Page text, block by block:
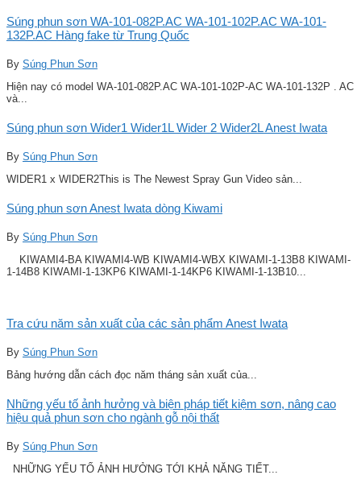
Súng phun sơn WA-101-082P.AC WA-101-102P.AC WA-101-
132P.AC Hàng fake từ Trung Quốc
By Súng Phun Sơn
Hiện nay có model WA-101-082P.AC WA-101-102P-AC WA-101-132P . AC
và...
Súng phun sơn Wider1 Wider1L Wider 2 Wider2L Anest Iwata
By Súng Phun Sơn
WIDER1 x WIDER2This is The Newest Spray Gun Video sản...
Súng phun sơn Anest Iwata dòng Kiwami
By Súng Phun Sơn
KIWAMI4-BA KIWAMI4-WB KIWAMI4-WBX KIWAMI-1-13B8 KIWAMI-
1-14B8 KIWAMI-1-13KP6 KIWAMI-1-14KP6 KIWAMI-1-13B10...
Tra cứu năm sản xuất của các sản phẩm Anest Iwata
By Súng Phun Sơn
Bảng hướng dẫn cách đọc năm tháng sản xuất của...
Những yếu tố ảnh hưởng và biện pháp tiết kiệm sơn, nâng cao
hiệu quả phun sơn cho ngành gỗ nội thất
By Súng Phun Sơn
NHỮNG YẾU TỐ ẢNH HƯỞNG TỚI KHẢ NĂNG TIẾT...